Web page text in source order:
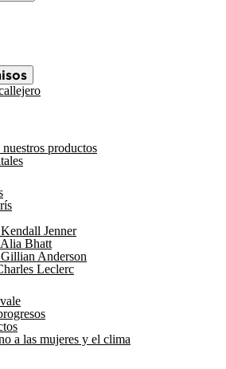
productos
Jenner
Bhatt
Anderson
Leclerc
a las mujeres y el clima